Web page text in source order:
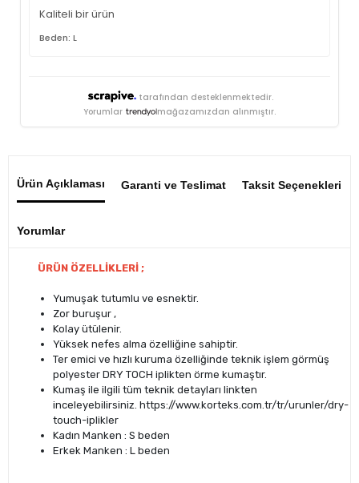
Kaliteli bir ürün
Beden: L
tarafından desteklenmektedir.
Yorumlar
mağazamızdan alınmıştır.
Ürün Açıklaması Garanti ve Teslimat Taksit Seçenekleri
Yorumlar
ÜRÜN ÖZELLİKLERİ ;
Yumuşak tutumlu ve esnektir.
Zor buruşur ,
Kolay ütülenir.
Yüksek nefes alma özelliğine sahiptir.
Ter emici ve hızlı kuruma özelliğinde teknik işlem görmüş
polyester DRY TOCH iplikten örme kumaştır.
Kumaş ile ilgili tüm teknik detayları linkten
inceleyebilirsiniz. https://www.korteks.com.tr/tr/urunler/dry-
touch-iplikler
Kadın Manken : S beden
Erkek Manken : L beden